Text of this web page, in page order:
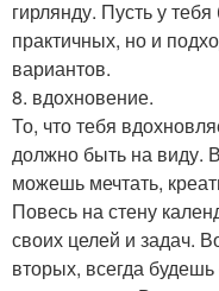
гирлянду. Пусть у
практичных, но и
вариантов.
8. вдохновение.
То, что тебя
должно быть на виду.
можешь мечтать,
Повесь на стену
своих целей и задач.
вторых, всегда